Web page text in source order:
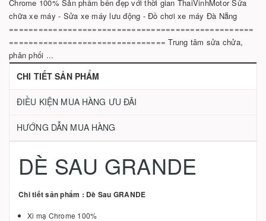
Chrome 100% Sản phẩm bền đẹp với thời gian ThaiVinhMotor Sửa
chữa xe máy - Sửa xe máy lưu động - Đồ chơi xe máy Đà Nẵng
==================================================
================================ Trung tâm sửa chửa,
phân phối ...
CHI TIẾT SẢN PHẨM
ĐIỀU KIỆN MUA HÀNG ƯU ĐÃI
HƯỚNG DẪN MUA HÀNG
DÈ SAU GRANDE
Chi tiết sản phẩm : Dè Sau GRANDE
Xi mạ Chrome 100%